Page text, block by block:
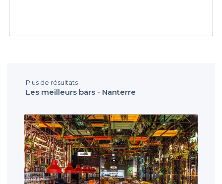
Plus de résultats
Les meilleurs bars - Nanterre